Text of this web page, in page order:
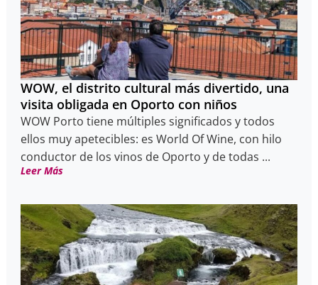
WOW, el distrito cultural más divertido, una
visita obligada en Oporto con niños
WOW Porto tiene múltiples significados y todos
ellos muy apetecibles: es World Of Wine, con hilo
conductor de los vinos de Oporto y de todas ...
Leer Más